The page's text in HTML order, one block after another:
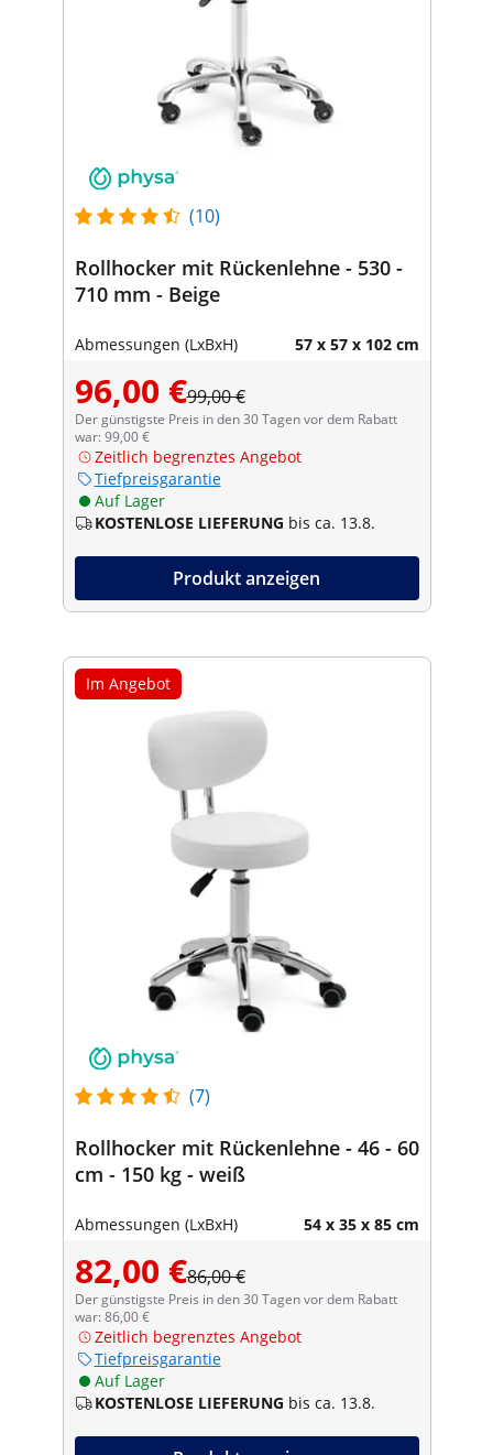
(10)
Rollhocker mit Rückenlehne - 530 -
710 mm - Beige
Abmessungen (LxBxH) 57 x 57 x 102 cm
96,00 €99,00 €
Der günstigste Preis in den 30 Tagen vor dem Rabatt
war: 99,00 €
Zeitlich begrenztes Angebot
Tiefpreisgarantie
Auf Lager
KOSTENLOSE LIEFERUNG bis ca. 13.8.
Produkt anzeigen
Im Angebot
(7)
Rollhocker mit Rückenlehne - 46 - 60
cm - 150 kg - weiß
Abmessungen (LxBxH) 54 x 35 x 85 cm
82,00 €86,00 €
Der günstigste Preis in den 30 Tagen vor dem Rabatt
war: 86,00 €
Zeitlich begrenztes Angebot
Tiefpreisgarantie
Auf Lager
KOSTENLOSE LIEFERUNG bis ca. 13.8.